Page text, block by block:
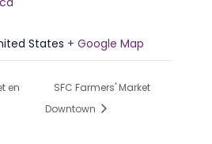
States + Google Map
en
SFC Farmers' Market
Downtown